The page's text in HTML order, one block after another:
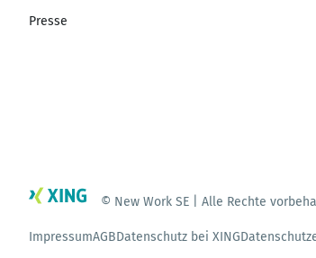
Presse
© New Work SE | Alle Rechte
ImpressumAGBDatenschutz bei XING